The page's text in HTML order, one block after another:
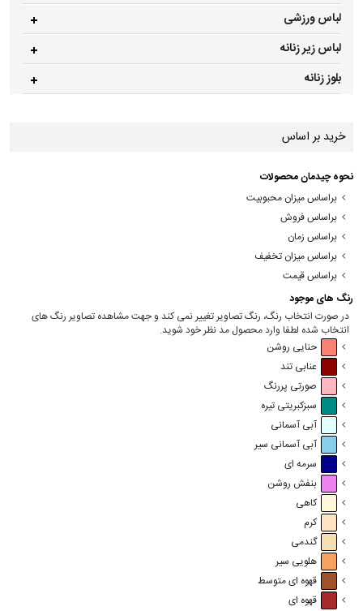
لباس ورزشی
لباس زیر زنانه
بلوز زنانه
خرید بر اساس
نحوه چیدمان محصولات
براساس میزان محبوبیت
براساس فروش
براساس زمان
براساس میزان تخفیف
براساس قیمت
رنگ های موجود
در صورت انتخاب رنگ، رنگ تصاویر تغییر نمی کند و جهت مشاهده تصاویر رنگ های
انتخاب شده لطفا وارد محصول مد نظر خود شوید.
حنایی روشن
عنابی تند
صورتی پررنگ
سبزکبریتی تیره
آبی آسمانی
آبی آسمانی سیر
سرمه ای
بنفش روشن
کاهی
کرم
گندمی
هلویی سیر
قهوه ای متوسط
قهوه ای